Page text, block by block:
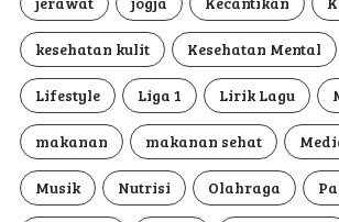
kesehatan kulit Kesehatan Mental
Lifestyle Liga 1 Lirik Lagu
makanan makanan sehat
Musik Nutrisi Olahraga